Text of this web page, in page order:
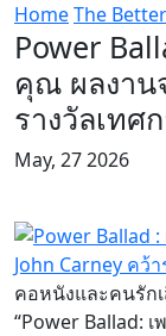
HomeThe
Power
คุณ ผลงาน
รางวัลเทศ
May, 27 2026
คอหนังและคนรัก
“Power Ballad: